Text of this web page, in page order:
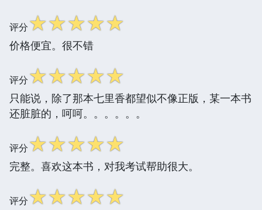
评分☆☆☆☆☆
价格便宜。很不错
评分☆☆☆☆☆
只能说，除了那本七里香都望似不像正版，某一本书
还脏脏的，呵呵。。。。。。
评分☆☆☆☆☆
完整。喜欢这本书，对我考试帮助很大。
评分☆☆☆☆☆